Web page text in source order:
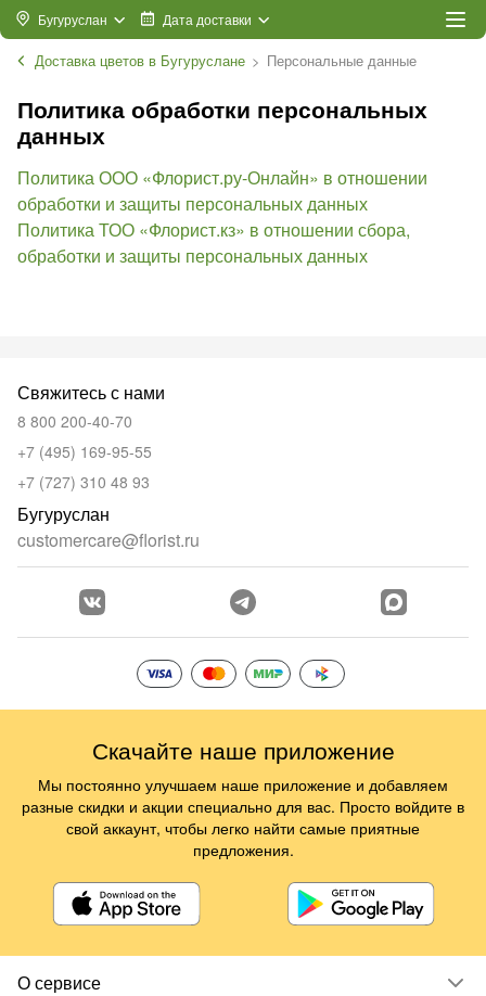
Бугуруслан Дата доставки
Доставка цветов в Бугуруслане Персональные данные
Политика обработки персональных
данных
Политика ООО «Флорист.ру-Онлайн» в отношении
обработки и защиты персональных данных
Политика ТОО «Флорист.кз» в отношении сбора,
обработки и защиты персональных данных
О сервисе
Свяжитесь с нами
8 800 200-40-70
+7 (495) 169-95-55
+7 (727) 310 48 93
Бугуруслан
customercare@florist.ru
Скачайте наше приложение
Мы постоянно улучшаем наше приложение и добавляем
разные скидки и акции специально для вас. Просто войдите в
свой аккаунт, чтобы легко найти самые приятные
предложения.